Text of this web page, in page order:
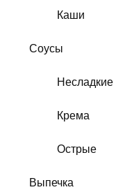
Каши
Соусы
Несладкие
Крема
Острые
Выпечка